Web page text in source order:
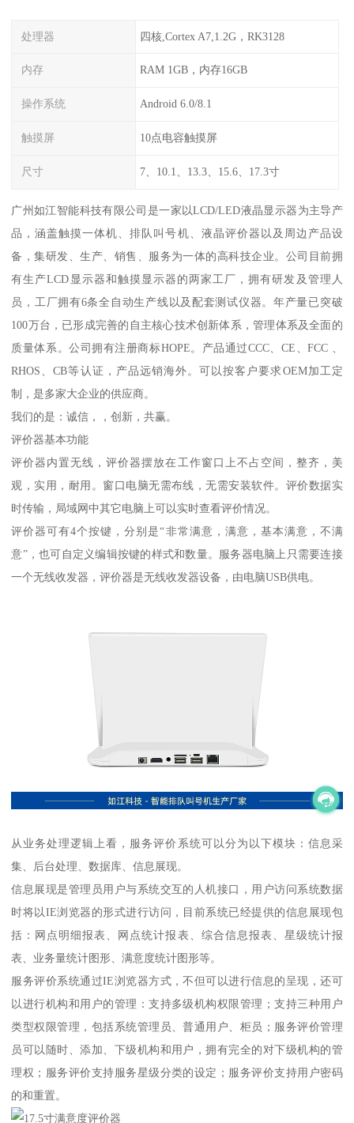
处理器 四核,Cortex A7,1.2G，RK3128
内存 RAM 1GB，内存16GB
操作系统 Android 6.0/8.1
触摸屏 10点电容触摸屏
尺寸 7、10.1、13.3、15.6、17.3寸
广州如江智能科技有限公司是一家以LCD/LED液晶显示器为主导产
品，涵盖触摸一体机、排队叫号机、液晶评价器以及周边产品设
备，集研发、生产、销售、服务为一体的高科技企业。公司目前拥
有生产LCD显示器和触摸显示器的两家工厂，拥有研发及管理人
员，工厂拥有6条全自动生产线以及配套测试仪器。年产量已突破
100万台，已形成完善的自主核心技术创新体系，管理体系及全面的
质量体系。公司拥有注册商标HOPE。产品通过CCC、CE、FCC 、
RHOS、CB等认证，产品远销海外。可以按客户要求OEM加工定
制，是多家大企业的供应商。
我们的是：诚信，，创新，共赢。
评价器基本功能
评价器内置无线，评价器摆放在工作窗口上不占空间，整齐，美
观，实用，耐用。窗口电脑无需布线，无需安装软件。评价数据实
时传输，局域网中其它电脑上可以实时查看评价情况。
评价器可有4个按键，分别是“非常满意，满意，基本满意，不满
意”，也可自定义编辑按键的样式和数量。服务器电脑上只需要连接
一个无线收发器，评价器是无线收发器设备，由电脑USB供电。
从业务处理逻辑上看，服务评价系统可以分为以下模块：信息采
集、后台处理、数据库、信息展现。
信息展现是管理员用户与系统交互的人机接口，用户访问系统数据
时将以IE浏览器的形式进行访问，目前系统已经提供的信息展现包
括：网点明细报表、网点统计报表、综合信息报表、星级统计报
表、业务量统计图形、满意度统计图形等。
服务评价系统通过IE浏览器方式，不但可以进行信息的呈现，还可
以进行机构和用户的管理：支持多级机构权限管理；支持三种用户
类型权限管理，包括系统管理员、普通用户、柜员；服务评价管理
员可以随时、添加、下级机构和用户，拥有完全的对下级机构的管
理权；服务评价支持服务星级分类的设定；服务评价支持用户密码
的和重置。